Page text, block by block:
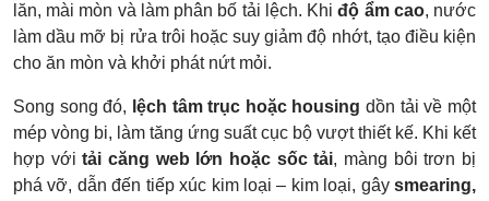
lăn, mài mòn và làm phân bố tải lệch. Khiđộ ẩm cao, nước
làm dầu mỡ bị rửa trôi hoặc suy giảm độ nhớt, tạo điều kiện
cho ăn mòn và khởi phát nứt mỏi.
Song song đó, lệch tâm trục hoặc housing dồn tải về một
mép vòng bi, làm tăng ứng suất cục bộ vượt thiết kế. Khi kết
hợp vớitải căng web lớn hoặc sốc tải, màng bôi trơn bị
phá vỡ, dẫn đến tiếp xúc kim loại – kim loại, gây smearing,